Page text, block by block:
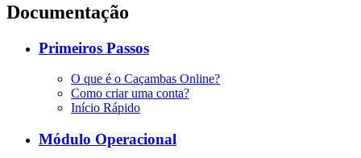
Documentação
Primeiros Passos
O que é o Caçambas Online?
Como criar uma conta?
Início Rápido
Módulo Operacional